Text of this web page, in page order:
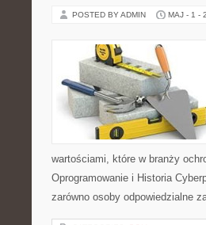
POSTED BY ADMIN MAJ - 1 -
wartościami, które w branży
Oprogramowanie i Historia
zarówno osoby odpowiedzialne